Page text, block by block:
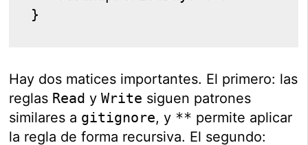
}
Hay dos matices importantes. El primero: las
reglas Read yWrite siguen patrones
similares a gitignore, y ** permite aplicar
la regla de forma recursiva. El segundo: